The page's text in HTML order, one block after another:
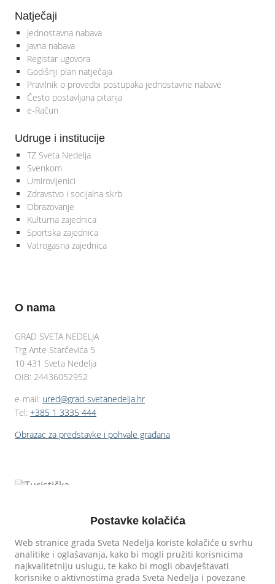
Natječaji
Jednostavna nabava
Javna nabava
Registar ugovora
Godišnji plan natječaja
Pravilnik o provedbi postupaka jednostavne nabave
Često postavljana pitanja
e-Račun
Udruge i institucije
TZ Sveta Nedelja
Svenkom
Umirovljenici
Zdravstvo i socijalna skrb
Obrazovanje
Kulturna zajednica
Sportska zajednica
Vatrogasna zajednica
O nama
GRAD SVETA NEDELJA
Trg Ante Starčevića 5
10 431 Sveta Nedelja
OIB: 24436052952
e-mail: ured@grad-svetanedelja.hr
Tel: +385 1 3335 444
Obrazac za predstavke i pohvale građana
Postavke kolačića
Web stranice grada Sveta Nedelja koriste kolačiće u svrhu
analitike i oglašavanja, kako bi mogli pružiti korisnicima
najkvalitetniju uslugu, te kako bi mogli obavještavati
korisnike o aktivnostima grada Sveta Nedelja i povezane